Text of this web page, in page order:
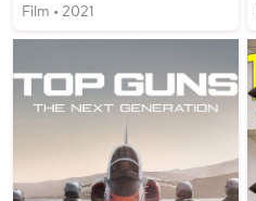
Film • 2021